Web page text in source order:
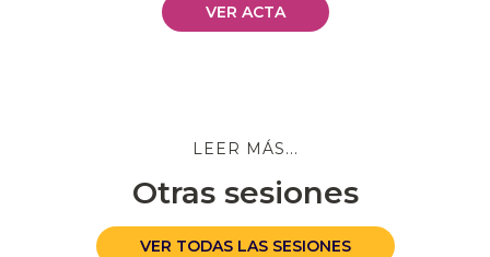
VER ACTA
LEER MÁS...
Otras sesiones
VER TODAS LAS SESIONES